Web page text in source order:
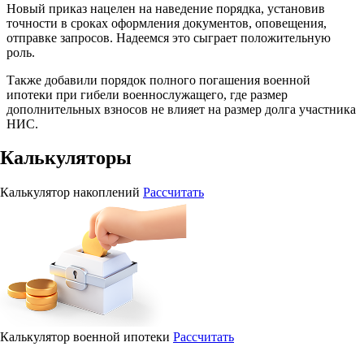
Новый приказ нацелен на наведение порядка, установив
точности в сроках оформления документов, оповещения,
отправке запросов. Надеемся это сыграет положительную
роль.
Также добавили порядок полного погашения военной
ипотеки при гибели военнослужащего, где размер
дополнительных взносов не влияет на размер долга участника
НИС.
Калькуляторы
Калькулятор накоплений Рассчитать
Калькулятор военной ипотеки Рассчитать